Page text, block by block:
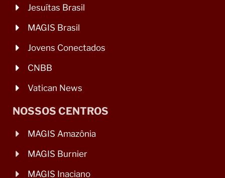
Jesuítas Brasil
MAGIS Brasil
Jovens Conectados
CNBB
Vatican News
NOSSOS CENTROS
MAGIS Amazônia
MAGIS Burnier
MAGIS Inaciano